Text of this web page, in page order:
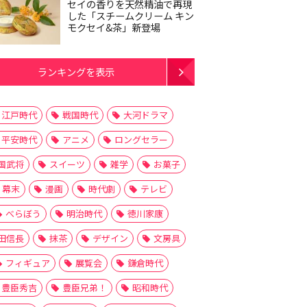
セイの香りを天然精油で再現
した「スチームクリーム キン
モクセイ&茶」新登場
ランキングを表示
江戸時代 戦国時代
大河ドラマ
平安時代
アニメ
ロングセラー
武将
スイーツ 雑学
お菓子
幕末
漫画 時代劇
テレビ
べらぼう
明治時代
徳川家康
信長
抹茶 デザイン
文房具
フィギュア
展覧会
鎌倉時代
豊臣秀吉
豊臣兄弟！
昭和時代